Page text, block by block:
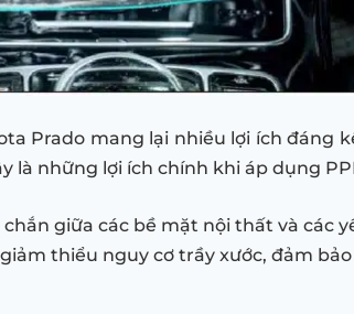
Prado mang lại nhiều lợi ích
là những lợi ích chính khi áp dụng
giữa các bề mặt nội thất và các
thiểu nguy cơ trầy xước, đảm